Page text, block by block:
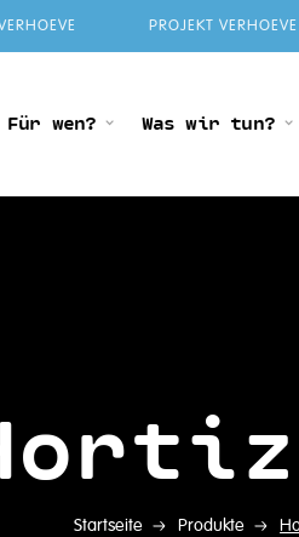
PROJEKT
Für wen? Was wir tun?
Startseite Produkte